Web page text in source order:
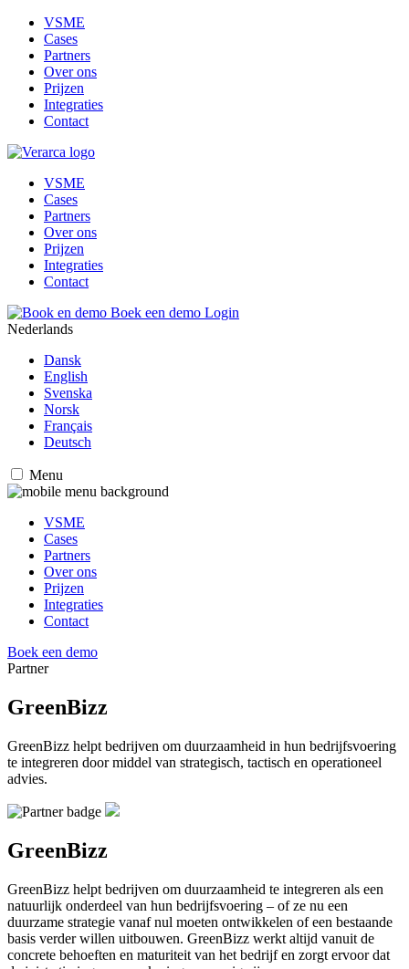
VSME
Cases
Partners
Over ons
Prijzen
Integraties
Contact
VSME
Cases
Partners
Over ons
Prijzen
Integraties
Contact
Boek een demo Login
Nederlands
Dansk
English
Svenska
Norsk
Français
Deutsch
Menu
VSME
Cases
Partners
Over ons
Prijzen
Integraties
Contact
Boek een demo
Partner
GreenBizz
GreenBizz helpt bedrijven om duurzaamheid in hun bedrijfsvoering
te integreren door middel van strategisch, tactisch en operationeel
advies.
GreenBizz
GreenBizz helpt bedrijven om duurzaamheid te integreren als een
natuurlijk onderdeel van hun bedrijfsvoering – of ze nu een
duurzame strategie vanaf nul moeten ontwikkelen of een bestaande
basis verder willen uitbouwen. GreenBizz werkt altijd vanuit de
concrete behoeften en maturiteit van het bedrijf en zorgt ervoor dat